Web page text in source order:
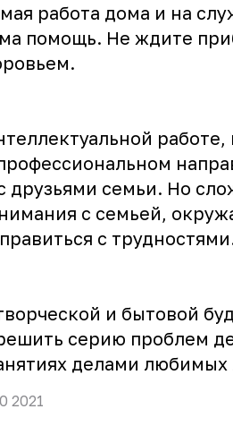
работа дома и на
помощь. Не ждите
друзьями семьи. Но
с семьей,
с
и бытовой
серию проблем
делами
2021